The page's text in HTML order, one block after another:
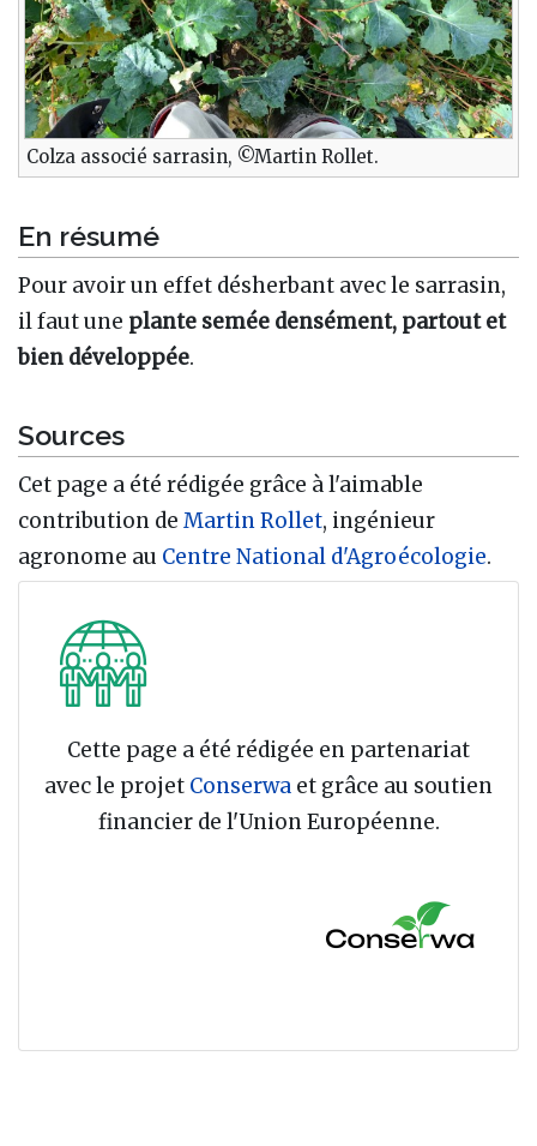
Colza associé sarrasin, ©Martin Rollet.
En résumé
Pour avoir un effet désherbant avec le sarrasin,
il faut une plante semée densément, partout et
bien développée.
Sources
Cet page a été rédigée grâce à l'aimable
contribution de Martin Rollet, ingénieur
agronome au Centre National d'Agroécologie.
Cette page a été rédigée en partenariat
avec le projet Conserwa et grâce au soutien
financier de l'Union Européenne.